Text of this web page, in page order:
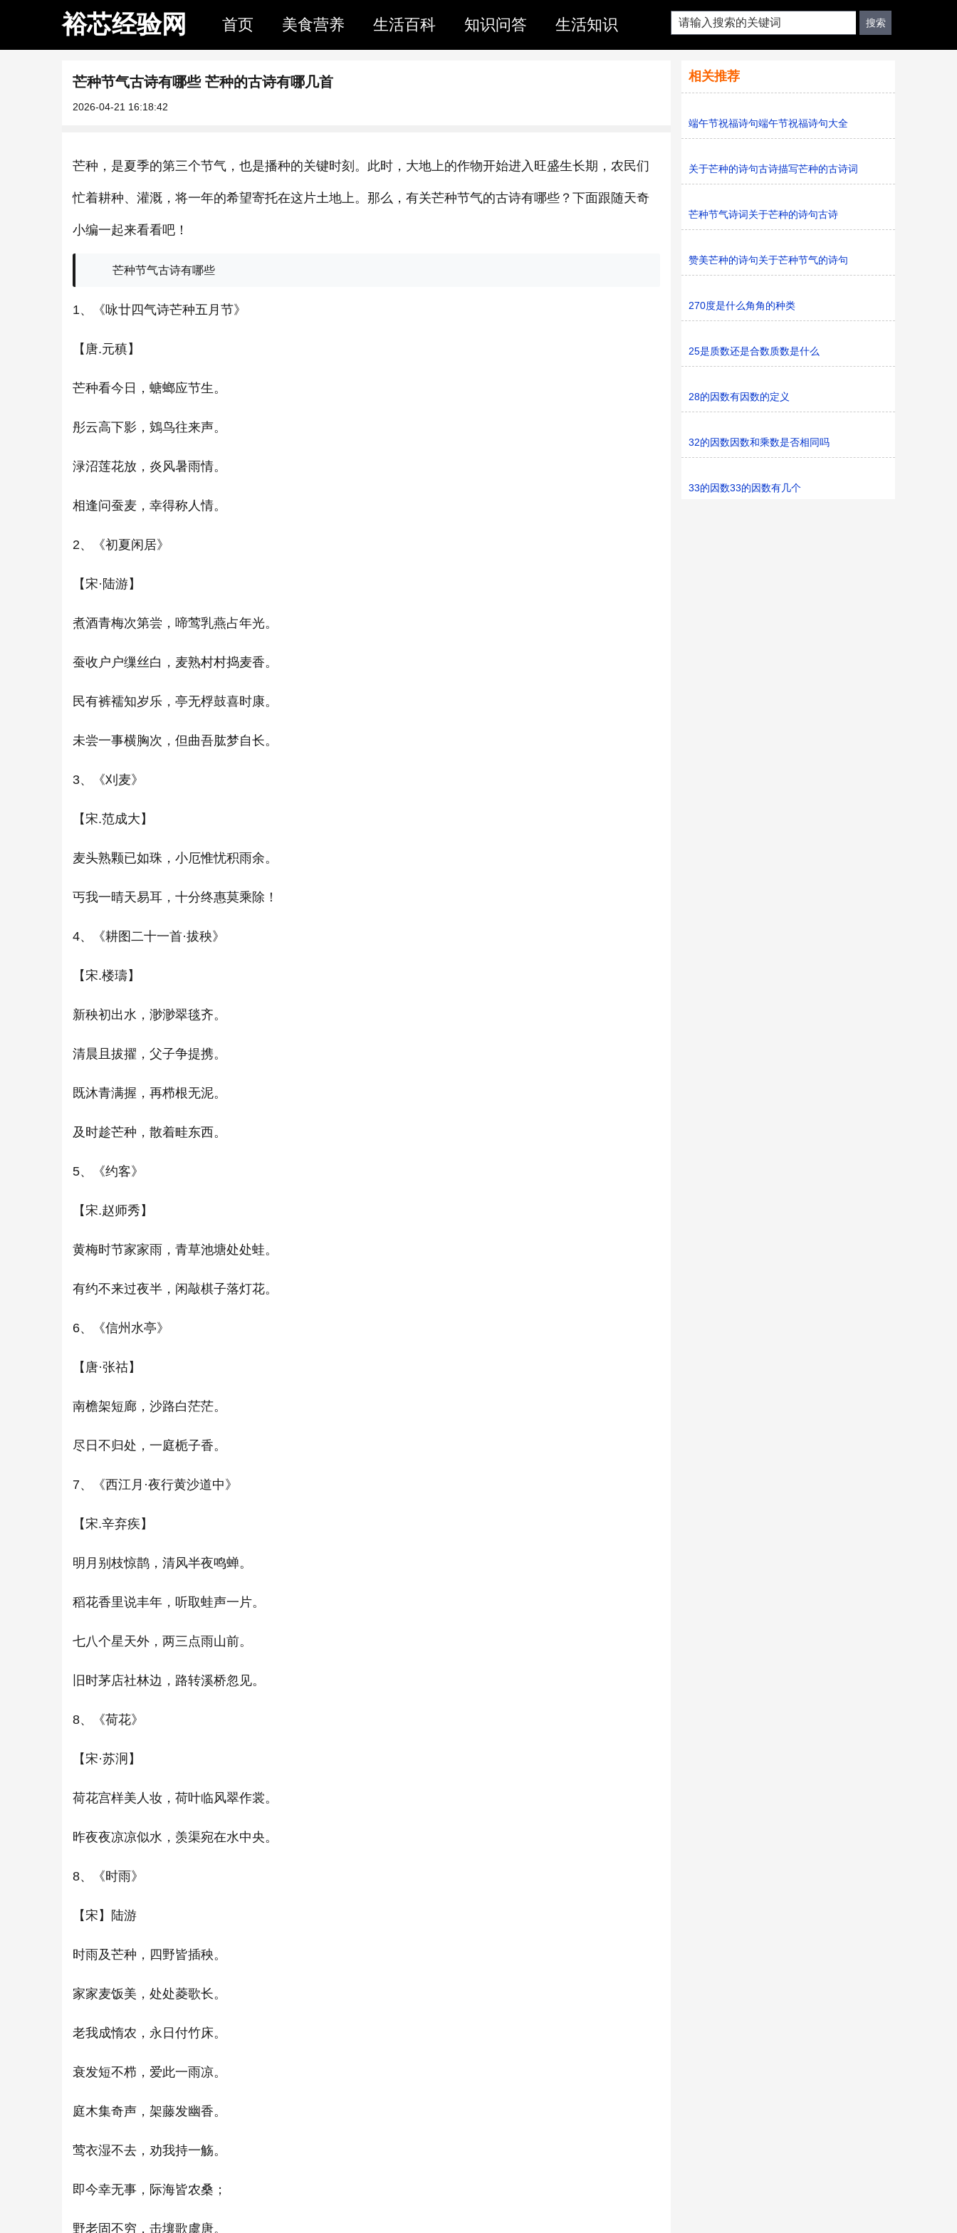
裕芯经验网 首页 美食营养 生活百科 知识问答 生活知识
芒种节气古诗有哪些 芒种的古诗有哪几首
2026-04-21 16:18:42
芒种，是夏季的第三个节气，也是播种的关键时刻。此时，大地上的作物开始进入旺盛生长期，农民们
忙着耕种、灌溉，将一年的希望寄托在这片土地上。那么，有关芒种节气的古诗有哪些？下面跟随天奇
小编一起来看看吧！
芒种节气古诗有哪些
1、《咏廿四气诗芒种五月节》
【唐.元稹】
芒种看今日，螗螂应节生。
彤云高下影，鴳鸟往来声。
渌沼莲花放，炎风暑雨情。
相逢问蚕麦，幸得称人情。
2、《初夏闲居》
【宋·陆游】
煮酒青梅次第尝，啼莺乳燕占年光。
蚕收户户缫丝白，麦熟村村捣麦香。
民有裤襦知岁乐，亭无桴鼓喜时康。
未尝一事横胸次，但曲吾肱梦自长。
3、《刈麦》
【宋.范成大】
麦头熟颗已如珠，小厄惟忧积雨余。
丐我一晴天易耳，十分终惠莫乘除！
4、《耕图二十一首·拔秧》
【宋.楼璹】
新秧初出水，渺渺翠毯齐。
清晨且拔擢，父子争提携。
既沐青满握，再栉根无泥。
及时趁芒种，散着畦东西。
5、《约客》
【宋.赵师秀】
黄梅时节家家雨，青草池塘处处蛙。
有约不来过夜半，闲敲棋子落灯花。
6、《信州水亭》
【唐·张祜】
南檐架短廊，沙路白茫茫。
尽日不归处，一庭栀子香。
7、《西江月·夜行黄沙道中》
【宋.辛弃疾】
明月别枝惊鹊，清风半夜鸣蝉。
稻花香里说丰年，听取蛙声一片。
七八个星天外，两三点雨山前。
旧时茅店社林边，路转溪桥忽见。
8、《荷花》
【宋·苏泂】
荷花宫样美人妆，荷叶临风翠作裳。
昨夜夜凉凉似水，羡渠宛在水中央。
8、《时雨》
【宋】陆游
时雨及芒种，四野皆插秧。
家家麦饭美，处处菱歌长。
老我成惰农，永日付竹床。
衰发短不栉，爱此一雨凉。
庭木集奇声，架藤发幽香。
莺衣湿不去，劝我持一觞。
即今幸无事，际海皆农桑；
野老固不穷，击壤歌虞唐。
相关推荐
端午节祝福诗句端午节祝福诗句大全
关于芒种的诗句古诗描写芒种的古诗词
芒种节气诗词关于芒种的诗句古诗
赞美芒种的诗句关于芒种节气的诗句
270度是什么角角的种类
25是质数还是合数质数是什么
28的因数有因数的定义
32的因数因数和乘数是否相同吗
33的因数33的因数有几个